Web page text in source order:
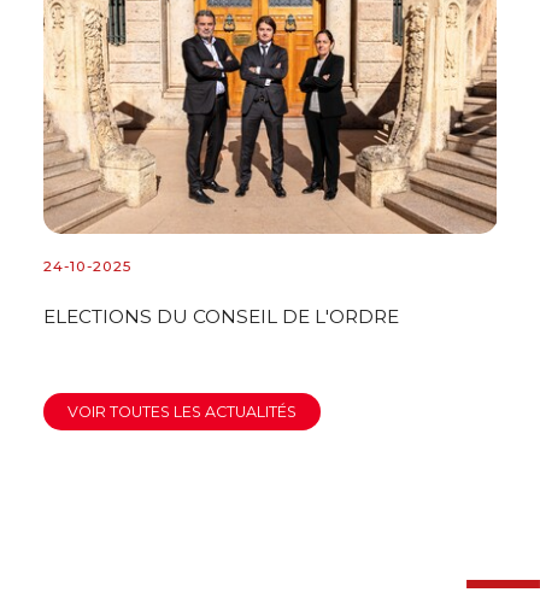
24-10-2025
ELECTIONS DU CONSEIL DE L'ORDRE
VOIR TOUTES LES ACTUALITÉS